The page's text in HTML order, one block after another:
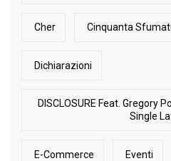
Cher Cinquanta
Dichiarazioni
DISCLOSURE Feat. Gregory
Single
E-Commerce Eventi